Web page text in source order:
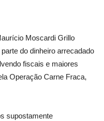
Moscardi Grillo
do dinheiro arrecadado
fiscais e maiores
Operação Carne Fraca,
supostamente